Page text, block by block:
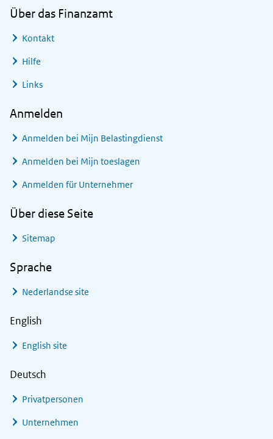
Über das Finanzamt
Kontakt
Hilfe
Links
Anmelden
Anmelden bei Mijn Belastingdienst
Anmelden bei Mijn toeslagen
Anmelden für Unternehmer
Über diese Seite
Sitemap
Sprache
Nederlandse site
English
English site
Deutsch
Privatpersonen
Unternehmen